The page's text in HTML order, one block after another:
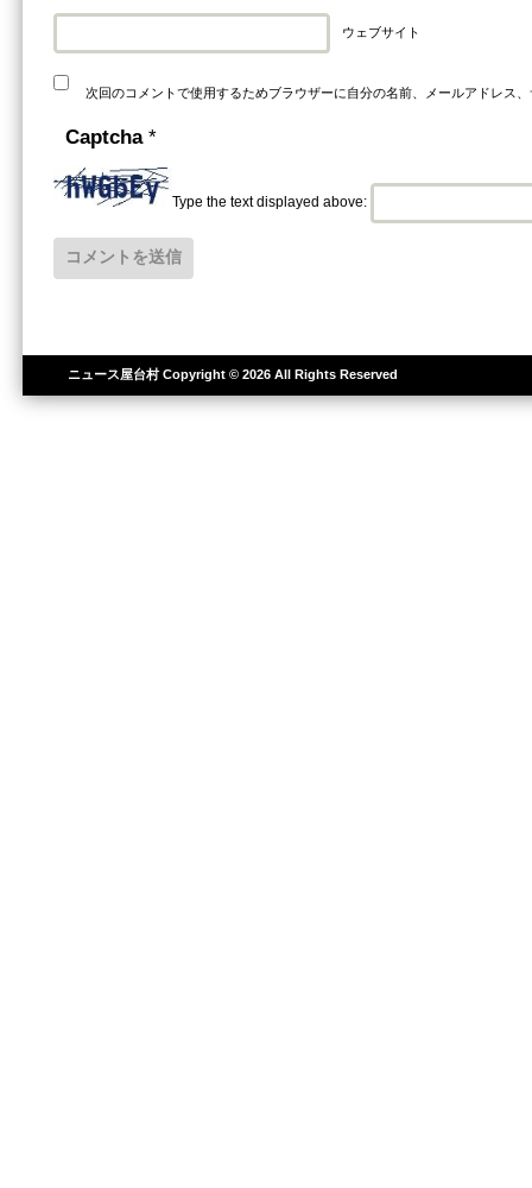
ウェブサイト
次回のコメントで使用するためブラウザーに自分の名前、メールアドレス
Captcha *
Type the text displayed above:
ニュース屋台村Copyright © 2026 All Rights Reserved